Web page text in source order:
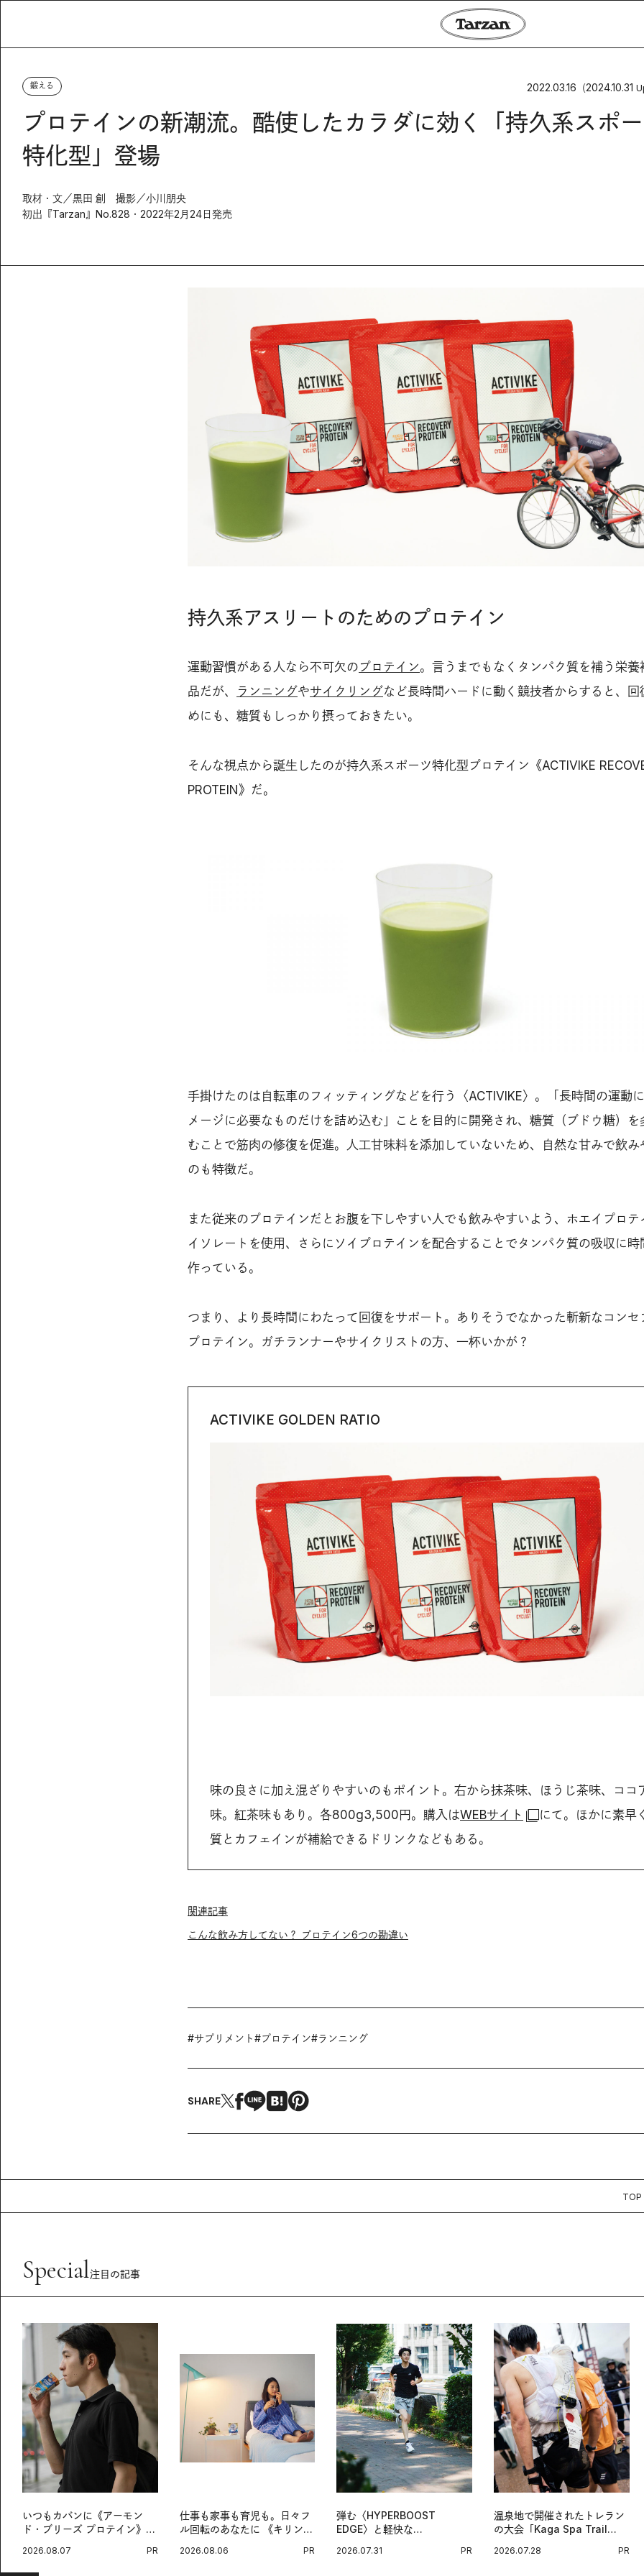
鍛える 2022.03.16 （2024.10.31
プロテインの新潮流。酷使したカラダに効く「持久系スポ
特化型」登場
取材・文／黒田 創 撮影／小川朋央
初出『Tarzan』No.828・2022年2月24日発売
持久系アスリートのためのプロテイン
運動習慣がある人なら不可欠の プロテイン。言うまでもなくタンパク質を補う栄養
品だが、
ランニングやサイクリングなど長時間ハードに動く競技者からすると、回
めにも、糖質もしっかり摂っておきたい。
そんな視点から誕生したのが持久系スポーツ特化型プロテイン《ACTIVIKE
PROTEIN》だ。
手掛けたのは自転車のフィッティングなどを行う〈ACTIVIKE〉。「長時間の運動
メージに必要なものだけを詰め込む」ことを目的に開発され、糖質（ブドウ糖）を
むことで筋肉の修復を促進。人工甘味料を添加していないため、自然な甘みで飲み
のも特徴だ。
また従来のプロテインだとお腹を下しやすい人でも飲みやすいよう、ホエイプロテ
イソレートを使用、さらにソイプロテインを配合することでタンパク質の吸収に時
作っている。
つまり、より長時間にわたって回復をサポート。ありそうでなかった斬新なコンセ
プロテイン。ガチランナーやサイクリストの方、一杯いかが？
ACTIVIKE GOLDEN RATIO
味の良さに加え混ざりやすいのもポイント。右から抹茶味、ほうじ茶味、ココ
味。紅茶味もあり。各800g3,500円。購入はWEBサイト
にて。ほかに素早
質とカフェインが補給できるドリンクなどもある。
関連記事
こんな飲み方してない？ プロテイン6つの勘違い
#サプリメント#プロテイン#ランニング
SHARE
TOP
Special注目の記事
いつもカバンに《アーモン
ド・ブリーズ プロテイン》
ィショニング習慣。
2026.08.07 PR
仕事も家事も育児も。日々フ
ル回転のあなたに 《キリン
慣。
2026.08.06 PR
弾む〈HYPERBOOST
EDGE〉と軽快な
に寄り添うアディダスが打ち
2026.07.31 PR
温泉地で開催されたトレラン
の大会「Kaga Spa Trail
UTMB」。本戦を夢見るラン
2026.07.28 PR